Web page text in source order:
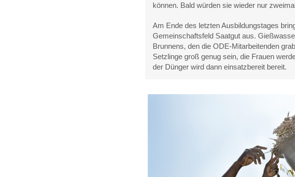
können. Bald würden sie wieder nur
Am Ende des letzten Ausbildungstages
Gemeinschaftsfeld Saatgut aus.
Brunnens, den die ODE-Mitarbeitenden
Setzlinge groß genug sein, die Frauen
der Dünger wird dann einsatzbereit bereit.